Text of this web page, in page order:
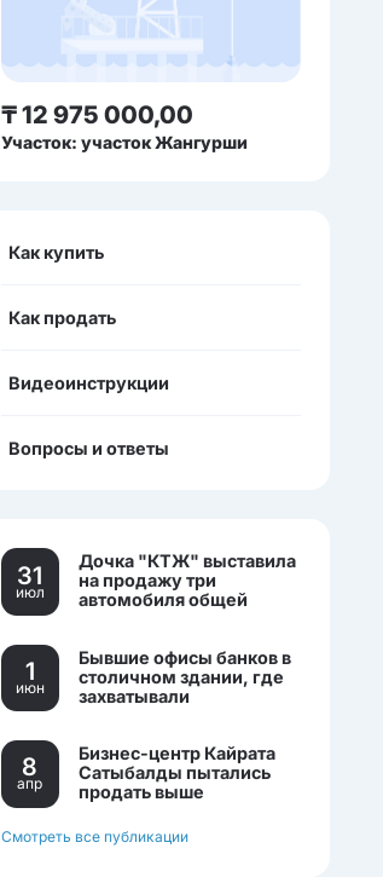
₸ 12 975 000,00
Участок: участок Жангурши
Как купить
Как продать
Видеоинструкции
Вопросы и ответы
31
июл
Дочка "КТЖ" выставила
на продажу три
автомобиля общей
1
июн
Бывшие офисы банков в
столичном здании, где
захватывали
8
апр
Бизнес-центр Кайрата
Сатыбалды пытались
продать выше
Смотреть все публикации